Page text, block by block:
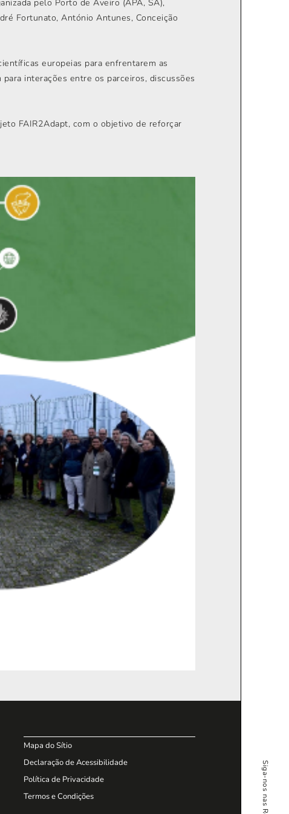
pelo Porto de Aveiro (APA, SA),
Fortunato, António Antunes, Conceição
europeias para enfrentarem as
interações entre os parceiros, discussões
FAIR2Adapt, com o objetivo de reforçar
Mapa do Sítio
Declaração de Acessibilidade
Política de Privacidade
Termos e Condições